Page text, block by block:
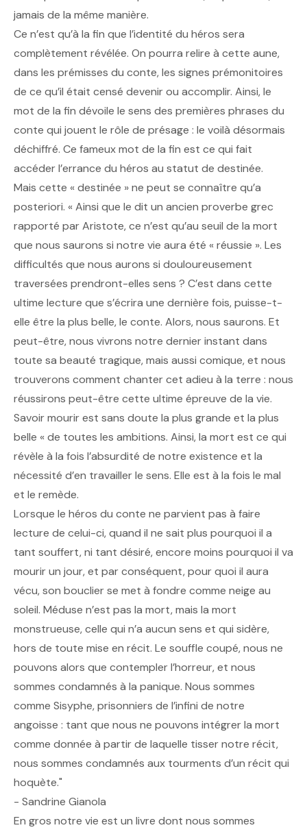
jamais de la même manière.
Ce n’est qu’à la fin que l’identité du héros sera
complètement révélée. On pourra relire à cette aune,
dans les prémisses du conte, les signes prémonitoires
de ce qu’il était censé devenir ou accomplir. Ainsi, le
mot de la fin dévoile le sens des premières phrases du
conte qui jouent le rôle de présage : le voilà désormais
déchiffré. Ce fameux mot de la fin est ce qui fait
accéder l’errance du héros au statut de destinée.
Mais cette « destinée » ne peut se connaître qu’a
posteriori. « Ainsi que le dit un ancien proverbe grec
rapporté par Aristote, ce n’est qu’au seuil de la mort
que nous saurons si notre vie aura été « réussie ». Les
difficultés que nous aurons si douloureusement
traversées prendront-elles sens ? C’est dans cette
ultime lecture que s’écrira une dernière fois, puisse-t-
elle être la plus belle, le conte. Alors, nous saurons. Et
peut-être, nous vivrons notre dernier instant dans
toute sa beauté tragique, mais aussi comique, et nous
trouverons comment chanter cet adieu à la terre : nous
réussirons peut-être cette ultime épreuve de la vie.
Savoir mourir est sans doute la plus grande et la plus
belle « de toutes les ambitions. Ainsi, la mort est ce qui
révèle à la fois l’absurdité de notre existence et la
nécessité d’en travailler le sens. Elle est à la fois le mal
et le remède.
Lorsque le héros du conte ne parvient pas à faire
lecture de celui-ci, quand il ne sait plus pourquoi il a
tant souffert, ni tant désiré, encore moins pourquoi il va
mourir un jour, et par conséquent, pour quoi il aura
vécu, son bouclier se met à fondre comme neige au
soleil. Méduse n’est pas la mort, mais la mort
monstrueuse, celle qui n’a aucun sens et qui sidère,
hors de toute mise en récit. Le souffle coupé, nous ne
pouvons alors que contempler l’horreur, et nous
sommes condamnés à la panique. Nous sommes
comme Sisyphe, prisonniers de l’infini de notre
angoisse : tant que nous ne pouvons intégrer la mort
comme donnée à partir de laquelle tisser notre récit,
nous sommes condamnés aux tourments d’un récit qui
hoquète."
- Sandrine Gianola
En gros notre vie est un livre dont nous sommes